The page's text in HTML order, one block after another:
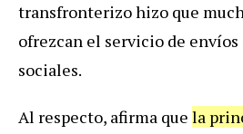
transfronterizo hizo que
ofrezcan el servicio de envíos
sociales.
Al respecto, afirma que la